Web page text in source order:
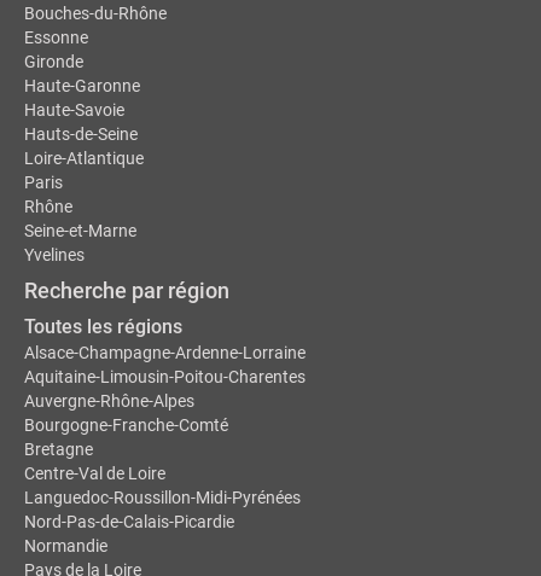
Bouches-du-Rhône
Essonne
Gironde
Haute-Garonne
Haute-Savoie
Hauts-de-Seine
Loire-Atlantique
Paris
Rhône
Seine-et-Marne
Yvelines
Recherche par région
Toutes les régions
Alsace-Champagne-Ardenne-Lorraine
Aquitaine-Limousin-Poitou-Charentes
Auvergne-Rhône-Alpes
Bourgogne-Franche-Comté
Bretagne
Centre-Val de Loire
Languedoc-Roussillon-Midi-Pyrénées
Nord-Pas-de-Calais-Picardie
Normandie
Pays de la Loire